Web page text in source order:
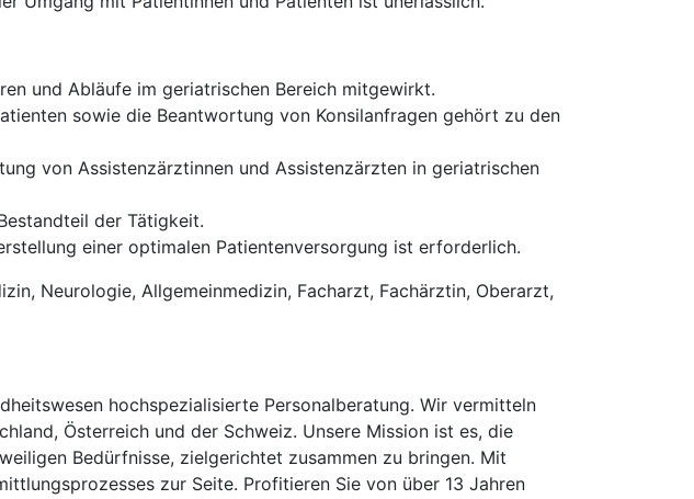
und Abläufe im geriatrischen Bereich mitgewirkt.
sowie die Beantwortung von Konsilanfragen gehört zu den
von Assistenzärztinnen und Assistenzärzten in geriatrischen
der Tätigkeit.
einer optimalen Patientenversorgung ist erforderlich.
Neurologie, Allgemeinmedizin, Facharzt, Fachärztin, Oberarzt,
hochspezialisierte Personalberatung. Wir vermitteln
Österreich und der Schweiz. Unsere Mission ist es, die
Bedürfnisse, zielgerichtet zusammen zu bringen. Mit
zur Seite. Profitieren Sie von über 13 Jahren